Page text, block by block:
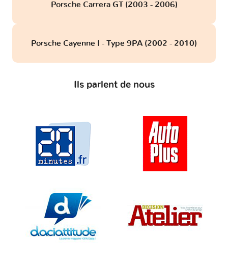
Porsche Carrera GT (2003 - 2006)
Porsche Cayenne I - Type 9PA (2002 - 2010)
Ils parlent de nous